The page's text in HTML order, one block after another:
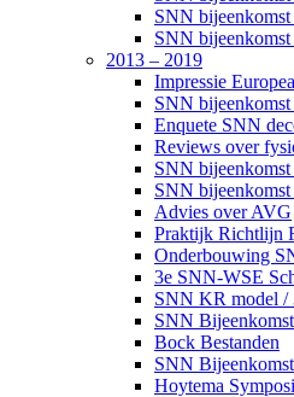
SNN
SNN
2013 – 2019
Impressie
SNN
Enquete SNN
Reviews over
SNN
SNN
Advies over AVG
Praktijk Richtlijn
Onderbouwing
3e SNN-WSE
SNN KR model /
SNN
Bock Bestanden
SNN
Hoytema